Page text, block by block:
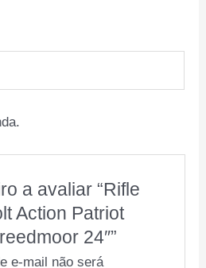
a avaliar “Rifle
Action Patriot
24″”
e-mail não será